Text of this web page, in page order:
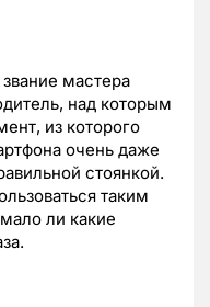
мастера
над которым
из которого
очень даже
стоянкой.
таким
ли какие